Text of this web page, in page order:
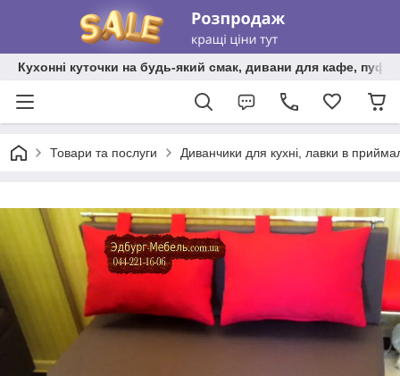
Кухонні куточки на будь-який смак, дивани для кафе,
Товари та послуги Диванчики для кухні, лавки в